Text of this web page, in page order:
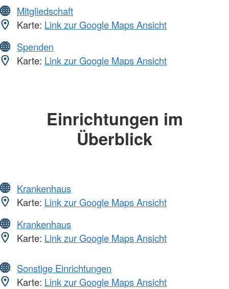
Mitgliedschaft
Karte: Link zur Google Maps Ansicht
Spenden
Karte: Link zur Google Maps Ansicht
Einrichtungen im
Überblick
Krankenhaus
Karte: Link zur Google Maps Ansicht
Krankenhaus
Karte: Link zur Google Maps Ansicht
Sonstige Einrichtungen
Karte: Link zur Google Maps Ansicht